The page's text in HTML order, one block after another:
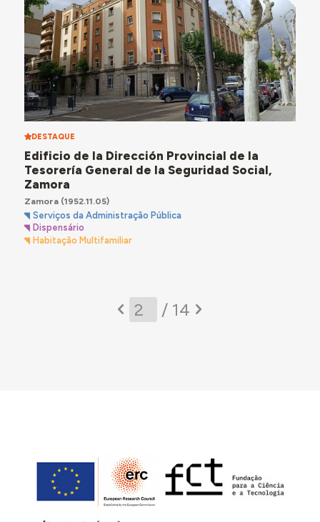
DESTAQUE
Edificio de la Dirección Provincial de la
Tesorería General de la Seguridad Social,
Zamora
Zamora(1952.11.05)
Serviços da Administração Pública
Dispensário
Habitação Multifamiliar
/ 14